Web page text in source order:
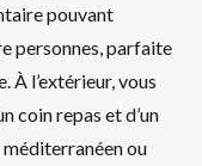
pouvant
personnes, parfaite
À l’extérieur, vous
coin repas et d’un
ou